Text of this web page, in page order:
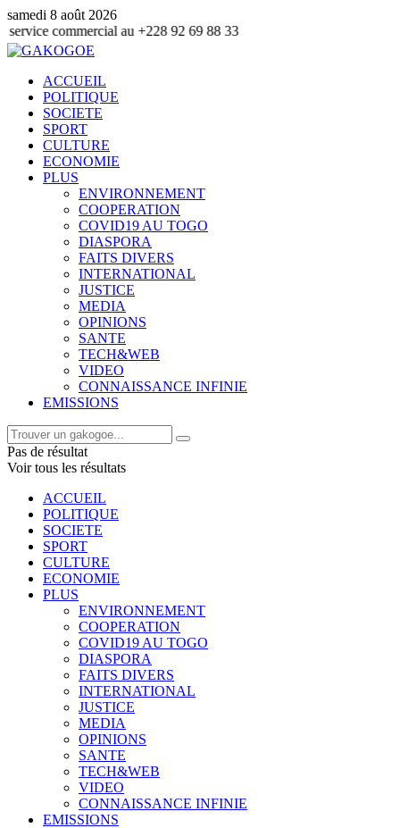
samedi 8 août 2026
au +228 92 69 88 33
ACCUEIL
POLITIQUE
SOCIETE
SPORT
CULTURE
ECONOMIE
PLUS
ENVIRONNEMENT
COOPERATION
COVID19 AU TOGO
DIASPORA
FAITS DIVERS
INTERNATIONAL
JUSTICE
MEDIA
OPINIONS
SANTE
TECH&WEB
VIDEO
CONNAISSANCE INFINIE
EMISSIONS
Pas de résultat
Voir tous les résultats
ACCUEIL
POLITIQUE
SOCIETE
SPORT
CULTURE
ECONOMIE
PLUS
ENVIRONNEMENT
COOPERATION
COVID19 AU TOGO
DIASPORA
FAITS DIVERS
INTERNATIONAL
JUSTICE
MEDIA
OPINIONS
SANTE
TECH&WEB
VIDEO
CONNAISSANCE INFINIE
EMISSIONS